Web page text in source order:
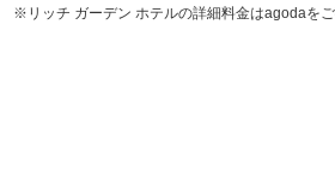
※リッチ ガーデン ホテルの詳細料金はagodaをご